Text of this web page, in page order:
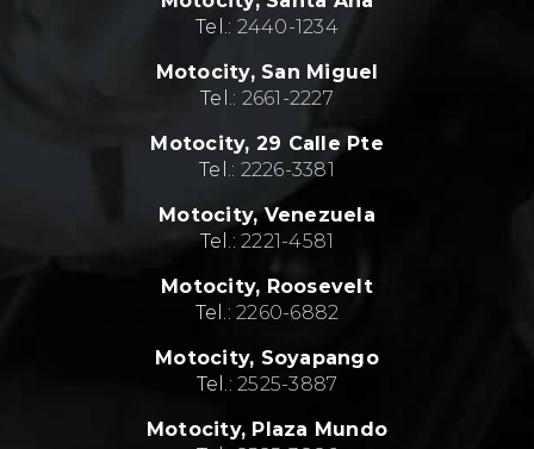
Tel.: 2440-1234
Motocity, San Miguel
Tel.: 2661-2227
Motocity, 29 Calle Pte
Tel.: 2226-3381
Motocity, Venezuela
Tel.:2221-4581
Motocity, Roosevelt
Tel.:2260-6882
Motocity, Soyapango
Tel.:2525-3887
Motocity, Plaza Mundo